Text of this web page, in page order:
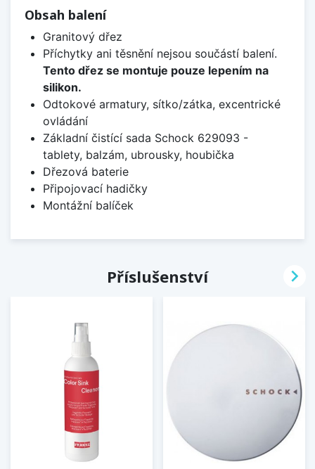
Obsah balení
Granitový dřez
Příchytky ani těsnění nejsou součástí balení.
Tento dřez se montuje pouze lepením na
silikon.
Odtokové armatury, sítko/zátka, excentrické
ovládání
Základní čistící sada Schock 629093 -
tablety, balzám, ubrousky, houbička
Dřezová baterie
Připojovací hadičky
Montážní balíček
Příslušenství 